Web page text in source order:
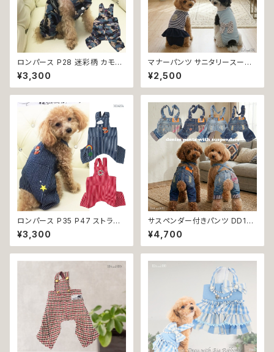
ロンパース P28 迷彩柄 カモフ
ラ おしゃれ アーミー 小型犬 犬
猫 ペット 服 犬服 猫服 犬の服
猫の服 ドッグウェア 返品交換不
¥3,300
マナーパンツ サニタリースーツ
B57 B58 B59 B60 B61 B62
つなぎタイプ パンツ ドッグ ウェ
ア dog 犬 猫 ペット 服 犬服 猫
レ トレーニング かわいい おしゃ
れ 生理 マナー オムツ カバー
ロンパース つなぎ 小型犬 返品
交換不可
¥2,500
ロンパース P35 P47 ストライ
プ おしゃれ デニム レッド ハンド
メイド 小型犬 犬 猫 ペット 服
犬服 猫服 犬の服 猫の服 ドッグ
¥3,300
サスペンダー付きパンツ DD172
DD173 DD174 DD175 デニム
パンツ オーバーオール 吊りズボ
ン カジュアル 犬 猫 ペット 犬服
可
¥4,700